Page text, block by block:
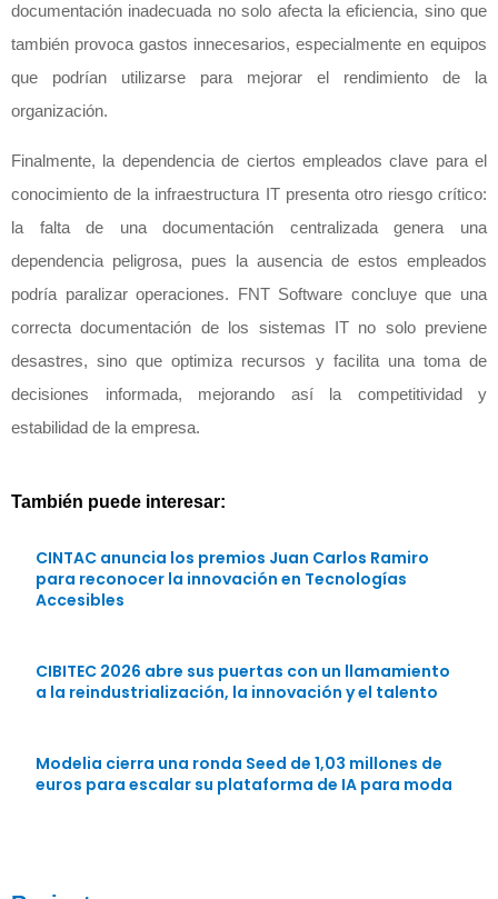
documentación inadecuada no solo afecta la eficiencia, sino que
también provoca gastos innecesarios, especialmente en equipos
que podrían utilizarse para mejorar el rendimiento de la
organización.
Finalmente, la dependencia de ciertos empleados clave para el
conocimiento de la infraestructura IT presenta otro riesgo crítico:
la falta de una documentación centralizada genera una
dependencia peligrosa, pues la ausencia de estos empleados
podría paralizar operaciones. FNT Software concluye que una
correcta documentación de los sistemas IT no solo previene
desastres, sino que optimiza recursos y facilita una toma de
decisiones informada, mejorando así la competitividad y
estabilidad de la empresa.
También puede interesar:
CINTAC anuncia los premios Juan Carlos Ramiro
para reconocer la innovación en Tecnologías
Accesibles
CIBITEC 2026 abre sus puertas con un llamamiento
a la reindustrialización, la innovación y el talento
Modelia cierra una ronda Seed de 1,03 millones de
euros para escalar su plataforma de IA para moda